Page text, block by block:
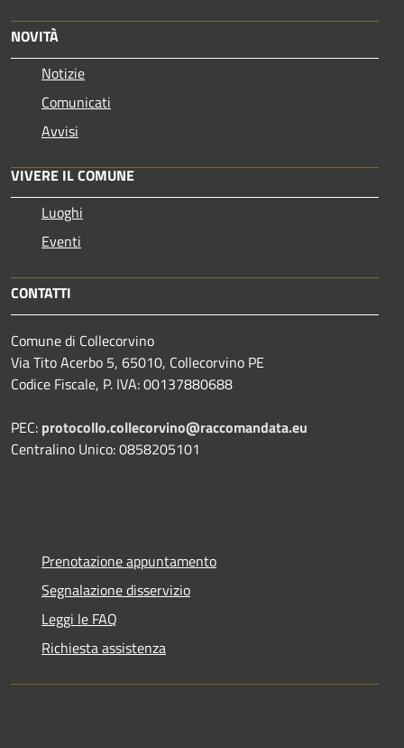
NOVITÀ
Notizie
Comunicati
Avvisi
VIVERE IL COMUNE
Luoghi
Eventi
CONTATTI
Comune di Collecorvino
Via Tito Acerbo 5, 65010, Collecorvino PE
Codice Fiscale, P. IVA: 00137880688
PEC: protocollo.collecorvino@raccomandata.eu
Centralino Unico: 0858205101
Prenotazione appuntamento
Segnalazione disservizio
Leggi le FAQ
Richiesta assistenza